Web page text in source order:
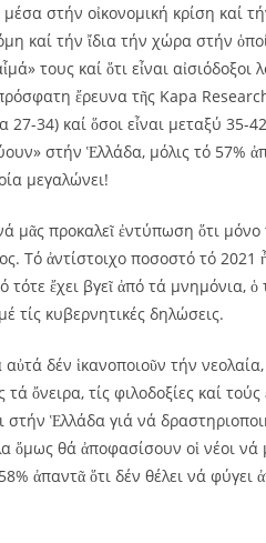
στήν οἰκονομική κρίση καί
καί τήν ἴδια τήν χώρα στήν
τους καί ὅτι εἶναι αἰσιόδοξοι
ἔρευνα τῆς Kapa
27-34) καί ὅσοι εἶναι μεταξύ 35-
στήν Ἑλλάδα, μόλις τό 57%
μεγαλώνει!
μᾶς προκαλεῖ ἐντύπωση ὅτι
Τό ἀντίστοιχο ποσοστό τό
ἔχει βγεῖ ἀπό τά μνημόνια, ὁ
τίς κυβερνητικές δηλώσεις.
δέν ἱκανοποιοῦν τήν
ὄνειρα, τίς φιλοδοξίες καί
στήν Ἑλλάδα γιά νά
ὅμως θά ἀποφασίσουν οἱ νέοι
ἀπαντᾶ ὅτι δέν θέλει νά